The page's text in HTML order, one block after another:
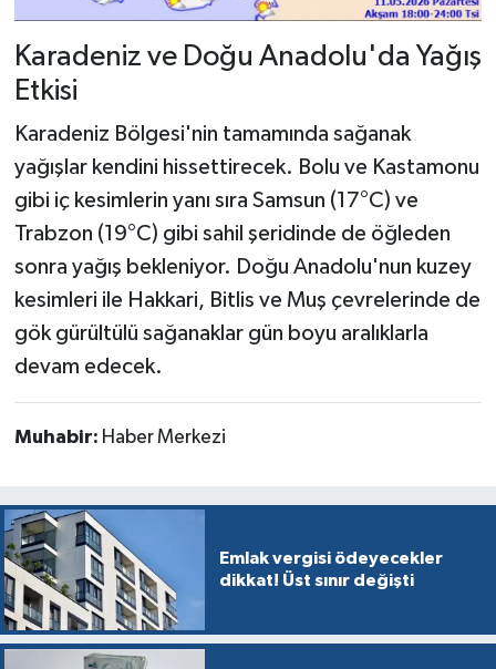
Karadeniz ve Doğu Anadolu'da Yağış
Etkisi
Karadeniz Bölgesi'nin tamamında sağanak
yağışlar kendini hissettirecek. Bolu ve Kastamonu
gibi iç kesimlerin yanı sıra Samsun (17°C) ve
Trabzon (19°C) gibi sahil şeridinde de öğleden
sonra yağış bekleniyor. Doğu Anadolu'nun kuzey
kesimleri ile Hakkari, Bitlis ve Muş çevrelerinde de
gök gürültülü sağanaklar gün boyu aralıklarla
devam edecek.
Muhabir: Haber Merkezi
Emlak vergisi ödeyecekler
dikkat! Üst sınır değişti